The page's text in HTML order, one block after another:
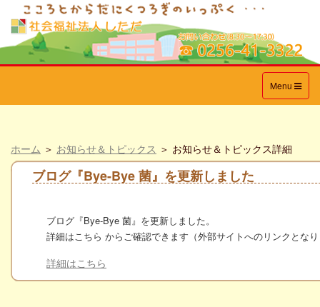
Toggle
navigation
Menu
ホーム ＞ お知らせ＆トピックス ＞ お知らせ＆トピックス詳細
ブログ『Bye-Bye 菌』を更新しました
ブログ『Bye-Bye 菌』を更新しました。
詳細はこちら からご確認できます（外部サイトへのリンクとな
詳細はこちら